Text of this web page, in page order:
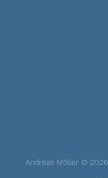
Andreas Möller © 2026